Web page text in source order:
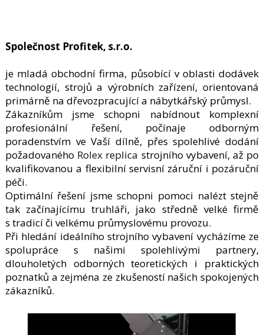
Společnost Profitek, s.r.o.
je mladá obchodní firma, působící v oblasti dodávek
technologií, strojů a výrobních zařízení, orientovaná
primárně na dřevozpracující a nábytkářský průmysl.
Zákazníkům jsme schopni nabídnout komplexní
profesionální řešení, počínaje odborným
poradenstvím ve Vaší dílně, přes spolehlivé dodání
požadovaného Rolex replica strojního vybavení, až po
kvalifikovanou a flexibilní servisní záruční i pozáruční
péči.
Optimální řešení jsme schopni pomoci nalézt stejně
tak začínajícímu truhláři, jako středně velké firmě
s tradicí či velkému průmyslovému provozu.
Při hledání ideálního strojního vybavení vycházíme ze
spolupráce s našimi spolehlivými partnery,
dlouholetých odborných teoretických i praktických
poznatků a zejména ze zkušeností našich spokojených
zákazníků.